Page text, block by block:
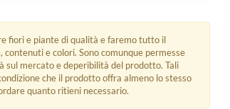
fiori e piante di qualità e faremo tutto il
e colori. Sono comunque permesse
sul mercato e deperibilità del prodotto. Tali
che il prodotto offra almeno lo stesso
quanto ritieni necessario.